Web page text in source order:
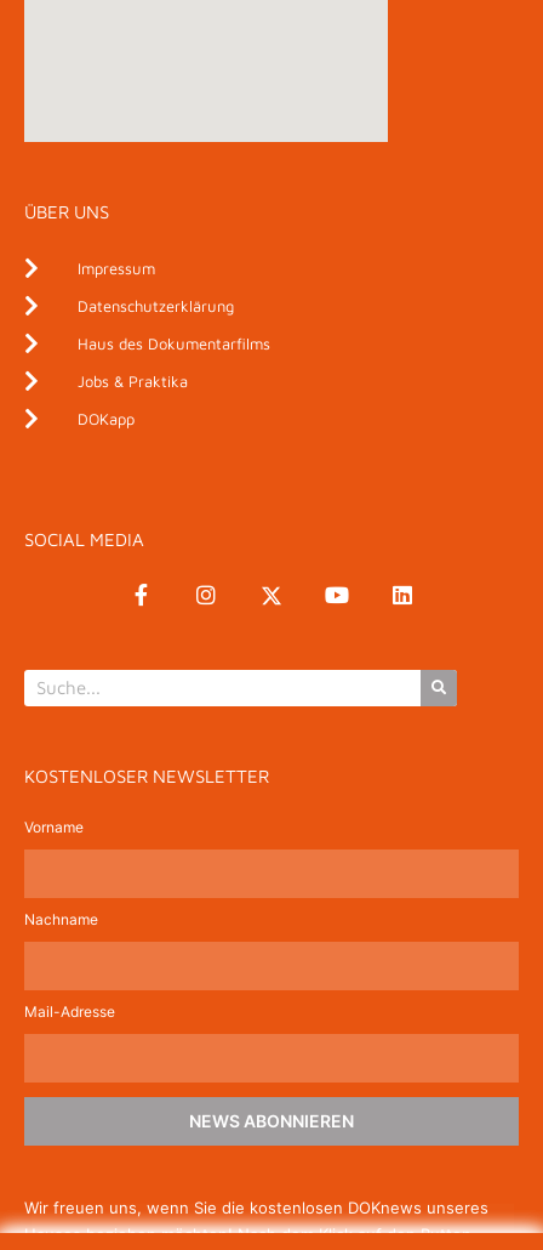
ÜBER UNS
Impressum
Datenschutzerklärung
Haus des Dokumentarfilms
Jobs & Praktika
DOKapp
SOCIAL MEDIA
KOSTENLOSER NEWSLETTER
Vorname
Nachname
Mail-Adresse
NEWS ABONNIEREN
Wir freuen uns, wenn Sie die kostenlosen DOKnews unseres
Hauses beziehen möchten! Nach dem Klick auf den Button